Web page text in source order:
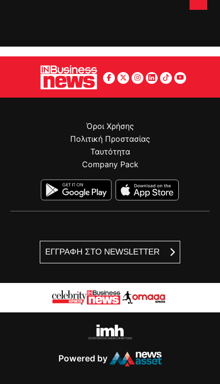
ΕΓΓΡΑΦΗ ΣΤΟ NEWSLETTER
Όροι Χρήσης
Πολιτική Προστασίας
Ταυτότητα
Company Pack
Powered by